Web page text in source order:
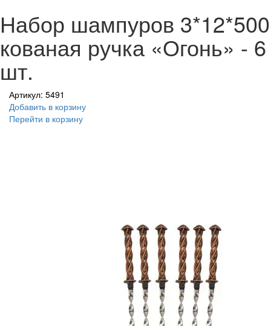
Набор шампуров 3*12*500
кованая ручка «Огонь» - 6
шт.
Артикул: 5491
Добавить в корзину
Перейти в корзину